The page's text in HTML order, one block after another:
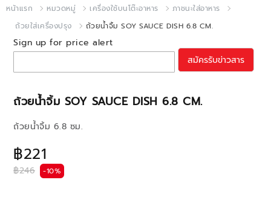
หน้าแรก หมวดหมู่ เครื่องใช้บนโต๊ะอาหาร
ภาชนะใส่อาหาร
ถ้วยใส่เครื่องปรุง
ถ้วยน้ำจิ้ม SOY SAUCE DISH 6.8 CM.
ถ้วยน้ำจิ้ม SOY SAUCE DISH 6.8 CM.
฿221
฿246 -10%
ถ้วยน้ำจิ้ม 6.8 ซม.
Sign up for price alert
สมัครรับข่าวสาร